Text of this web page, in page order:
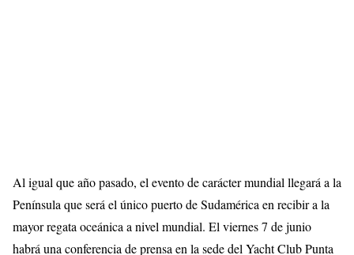
Al igual que año pasado, el evento de carácter mundial llegará a la
Península que será el único puerto de Sudamérica en recibir a la
mayor regata oceánica a nivel mundial. El viernes 7 de junio
habrá una conferencia de prensa en la sede del Yacht Club Punta